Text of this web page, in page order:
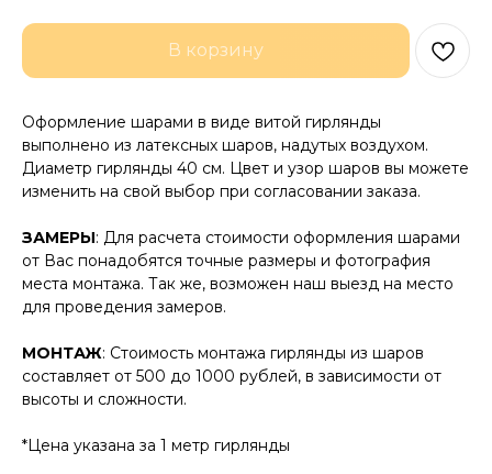
В корзину
Оформление шарами в виде витой гирлянды
выполнено из латексных шаров, надутых воздухом.
Диаметр гирлянды 40 см. Цвет и узор шаров вы можете
изменить на свой выбор при согласовании заказа.
ЗАМЕРЫ: Для расчета стоимости оформления шарами
от Вас понадобятся точные размеры и фотография
места монтажа. Так же, возможен наш выезд на место
для проведения замеров.
МОНТАЖ: Стоимость монтажа гирлянды из шаров
составляет от 500 до 1000 рублей, в зависимости от
высоты и сложности.
*Цена указана за 1 метр гирлянды